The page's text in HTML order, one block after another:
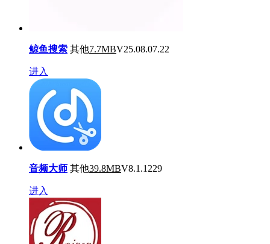
鲸鱼搜索 其他7.7MBV25.08.07.22
进入
音频大师 其他39.8MBV8.1.1229
进入